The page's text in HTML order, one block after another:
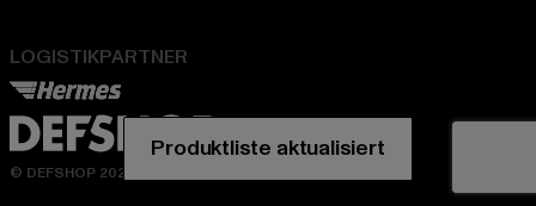
LOGISTIKPARTNER
© DEFSHOP 2026. Alle Rechte vorbehalten